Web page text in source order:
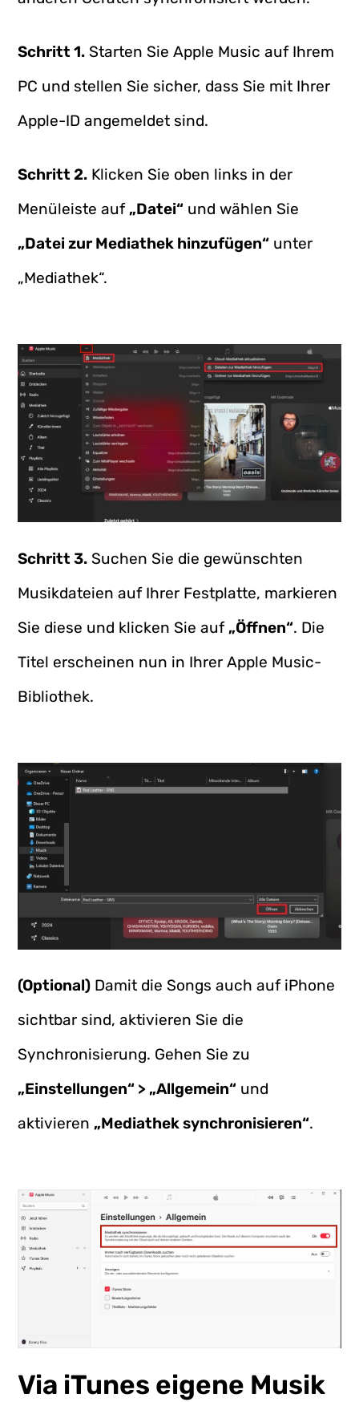
Schritt 1. Starten Sie Apple Music auf Ihrem
PC und stellen Sie sicher, dass Sie mit Ihrer
Apple-ID angemeldet sind.
Schritt 2. Klicken Sie oben links in der
Menüleiste auf „Datei“ und wählen Sie
„Datei zur Mediathek hinzufügen“ unter
„Mediathek“.
Schritt 3. Suchen Sie die gewünschten
Musikdateien auf Ihrer Festplatte, markieren
Sie diese und klicken Sie auf „Öffnen“. Die
Titel erscheinen nun in Ihrer Apple Music-
Bibliothek.
(Optional) Damit die Songs auch auf iPhone
sichtbar sind, aktivieren Sie die
Synchronisierung. Gehen Sie zu
„Einstellungen“ > „Allgemein“ und
aktivieren „Mediathek synchronisieren“.
Via iTunes eigene Musik